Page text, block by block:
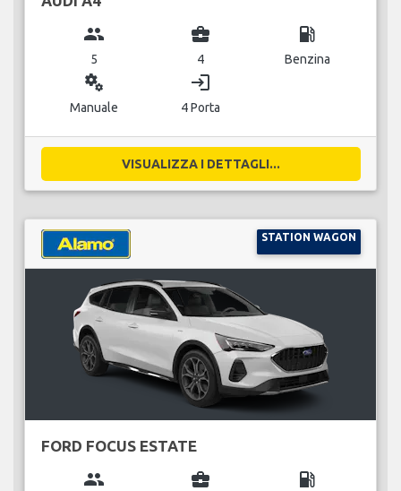
group
5
business_center
4
local_gas_station
Benzina
miscellaneous_services
Manuale
login
4 Porta
VISUALIZZA I DETTAGLI...
STATION WAGON
FORD FOCUS ESTATE
group business_center local_gas_station